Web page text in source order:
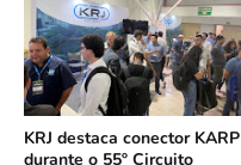
KRJ destaca conector KARP
durante o 55º Circuito